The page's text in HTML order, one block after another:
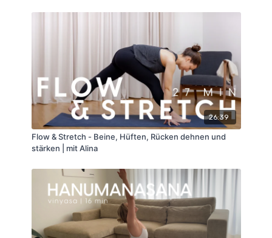
Wenn ihr noch mehr zu den Posen erfahren wollt,
Erklärvideo Krieger III
->Erklärvideo Halbmond
26:39
Flow & Stretch - Beine, Hüften, Rücken dehnen und
stärken | mit Alina